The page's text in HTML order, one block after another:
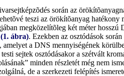
során az
teszi az örökítõanyag
megközelítõleg két méter
(1. ábra). Ezekben az osztódások
amelyet a DNS mennyiségének
sejtek osztódásakor a szétvált
minden részletét még nem
de a szerkezeti felépítés